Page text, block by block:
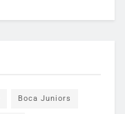
Boca Juniors